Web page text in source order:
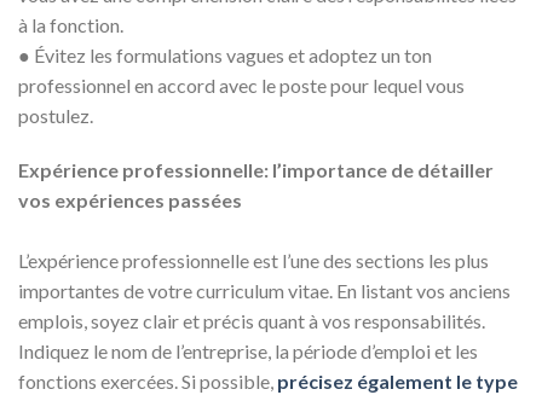
à la fonction.
● Évitez les formulations vagues et adoptez un ton
professionnel en accord avec le poste pour lequel vous
postulez.
Expérience professionnelle: l’importance de détailler
vos expériences passées
L’expérience professionnelle est l’une des sections les plus
importantes de votre curriculum vitae. En listant vos anciens
emplois, soyez clair et précis quant à vos responsabilités.
Indiquez le nom de l’entreprise, la période d’emploi et les
fonctions exercées. Si possible, précisez également le type